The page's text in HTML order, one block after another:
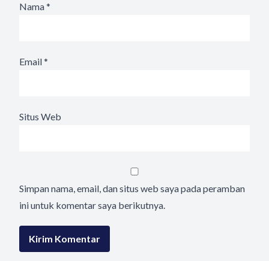
Nama*
Email*
Situs Web
Simpan nama, email, dan situs web saya pada peramban
ini untuk komentar saya berikutnya.